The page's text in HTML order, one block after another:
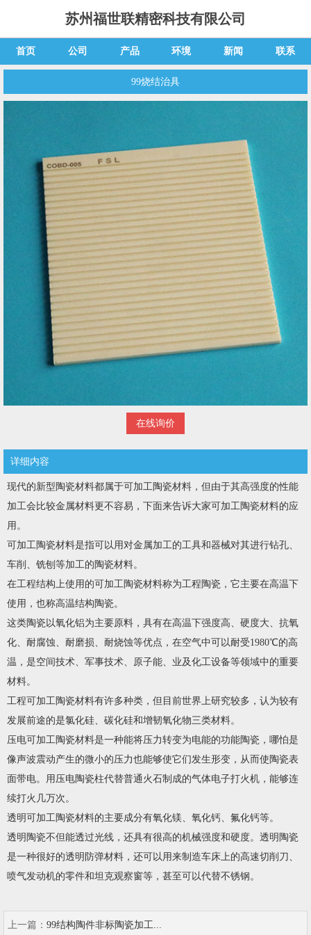
苏州福世联精密科技有限公司
首页 公司 产品 环境 新闻 联系
99烧结治具
在线询价
详细内容
现代的新型陶瓷材料都属于可加工陶瓷材料，但由于其高强度的性能
加工会比较金属材料更不容易，下面来告诉大家可加工陶瓷材料的应
用。
可加工陶瓷材料是指可以用对金属加工的工具和器械对其进行钻孔、
车削、铣刨等加工的陶瓷材料。
在工程结构上使用的可加工陶瓷材料称为工程陶瓷，它主要在高温下
使用，也称高温结构陶瓷。
这类陶瓷以氧化铝为主要原料，具有在高温下强度高、硬度大、抗氧
化、耐腐蚀、耐磨损、耐烧蚀等优点，在空气中可以耐受1980℃的高
温，是空间技术、军事技术、原子能、业及化工设备等领域中的重要
材料。
工程可加工陶瓷材料有许多种类，但目前世界上研究较多，认为较有
发展前途的是氯化硅、碳化硅和增韧氧化物三类材料。
压电可加工陶瓷材料是一种能将压力转变为电能的功能陶瓷，哪怕是
像声波震动产生的微小的压力也能够使它们发生形变，从而使陶瓷表
面带电。用压电陶瓷柱代替普通火石制成的气体电子打火机，能够连
续打火几万次。
透明可加工陶瓷材料的主要成分有氧化镁、氧化钙、氟化钙等。
透明陶瓷不但能透过光线，还具有很高的机械强度和硬度。透明陶瓷
是一种很好的透明防弹材料，还可以用来制造车床上的高速切削刀、
喷气发动机的零件和坦克观察窗等，甚至可以代替不锈钢。
上一篇： 99结构陶件非标陶瓷加工...